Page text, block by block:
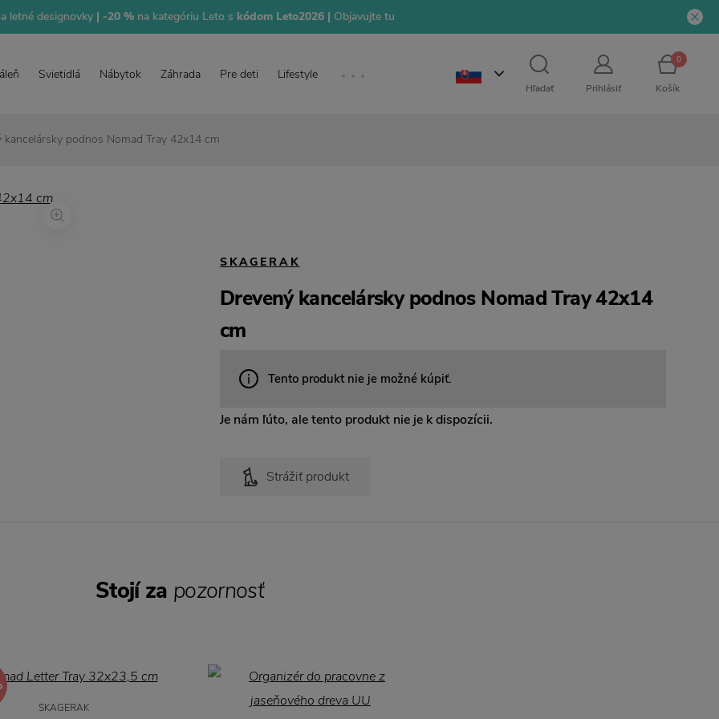
letné designovky| -20 % na kategóriu Leto s kódom Leto2026 | Objavujte tu
Svietidlá Nábytok Záhrada Pre deti Lifestyle
Hľadať Prihlásiť
0
Košík
kancelársky podnos Nomad Tray 42x14 cm
SKAGERAK
Drevený kancelársky podnos Nomad Tray 42x14
cm
Tento produkt nie je možné kúpiť.
Je nám ľúto, ale tento produkt nie je k dispozícii.
Strážiť produkt
Stojí za pozornosť
SKAGERAK